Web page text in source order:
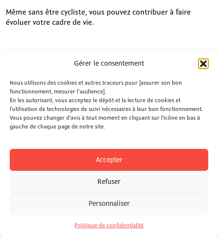
Gérer le consentement
Nous utilisons des cookies et autres traceurs pour [assurer son bon
fonctionnement, mesurer l’audience].
En les autorisant, vous acceptez le dépôt et la lecture de cookies et
l'utilisation de technologies de suivi nécessaires à leur bon fonctionnement.
Vous pouvez changer d'avis à tout moment en cliquant sur l'icône en bas à
gauche de chaque page de notre site.
Accepter
Refuser
Personnaliser
Politique de confidentialité
Même sans être cycliste, vous pouvez contribuer à faire
évoluer votre cadre de vie.
Partager sur les réseaux
Newsletter
Une plateforme
campagnes@fub.fr
FAQ —Mentions légales
© 2026